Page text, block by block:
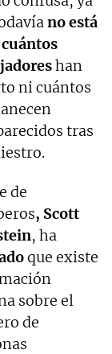
no está
han
ni cuántos
tras
de
, Scott
, ha
que existe
sobre el
de